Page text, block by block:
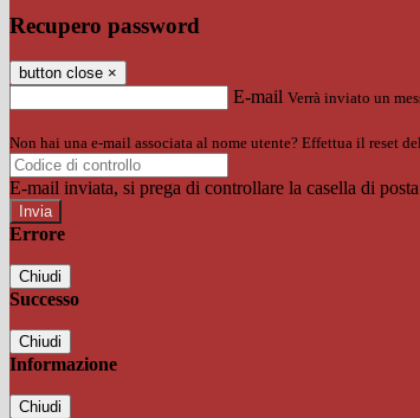
Recupero password
button close ×
E-mail Verrà inviato un
Non hai una e-mail associata al nome utente? Effettua il reset
E-mail inviata, si prega di controllare la casella di
Errore
Chiudi
Successo
Chiudi
Informazione
Chiudi